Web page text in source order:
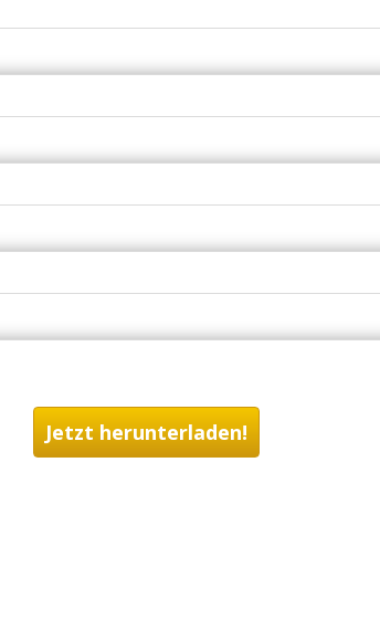
Jetzt herunterladen!